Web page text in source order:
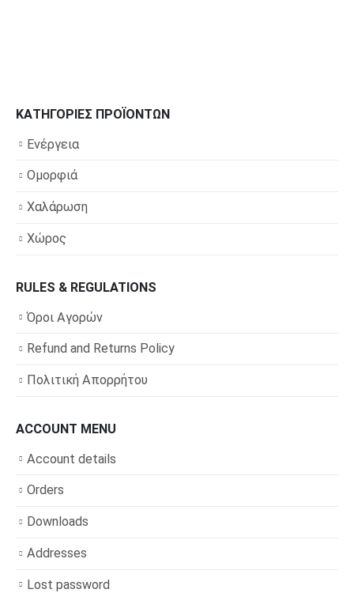
ΚΑΤΗΓΟΡΊΕΣ ΠΡΟΪΌΝΤΩΝ
Ενέργεια
Ομορφιά
Χαλάρωση
Χώρος
RULES & REGULATIONS
Όροι Αγορών
Refund and Returns Policy
Πολιτική Απορρήτου
ACCOUNT MENU
Account details
Orders
Downloads
Addresses
Lost password